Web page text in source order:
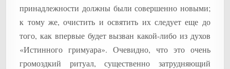
принадлежности должны были совершенно новыми;
к тому же, очистить и освятить их следует еще до
того, как впервые будет вызван какой-либо из духов
«Истинного гримуара». Очевидно, что это очень
громоздкий ритуал, существенно затрудняющий